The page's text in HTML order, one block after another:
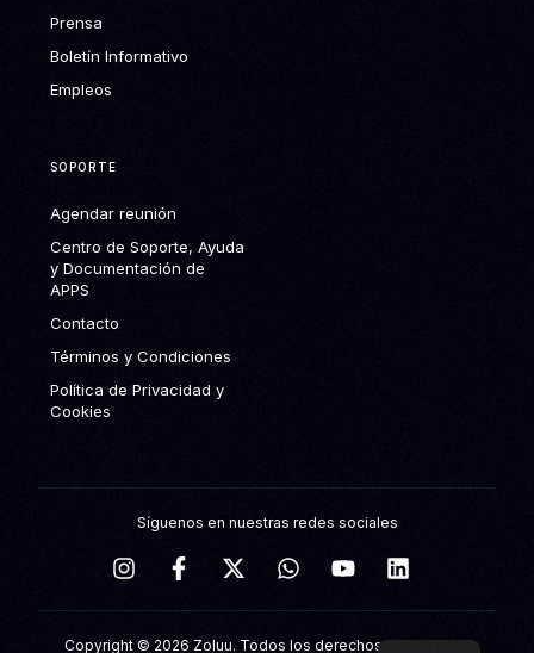
Prensa
Boletín Informativo
Empleos
SOPORTE
Agendar reunión
Centro de Soporte, Ayuda
y Documentación de
APPS
Contacto
Términos y Condiciones
Política de Privacidad y
Cookies
Copyright © 2026 Zoluu. Todos los derechos reservados.
Síguenos en nuestras redes sociales